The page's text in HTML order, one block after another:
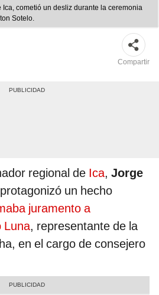
cometió un desliz durante la ceremonia
Sotelo.
Compartir
regional de Ica, Jorge
un hecho
juramento a
Luna, representante de la
en el cargo de consejero